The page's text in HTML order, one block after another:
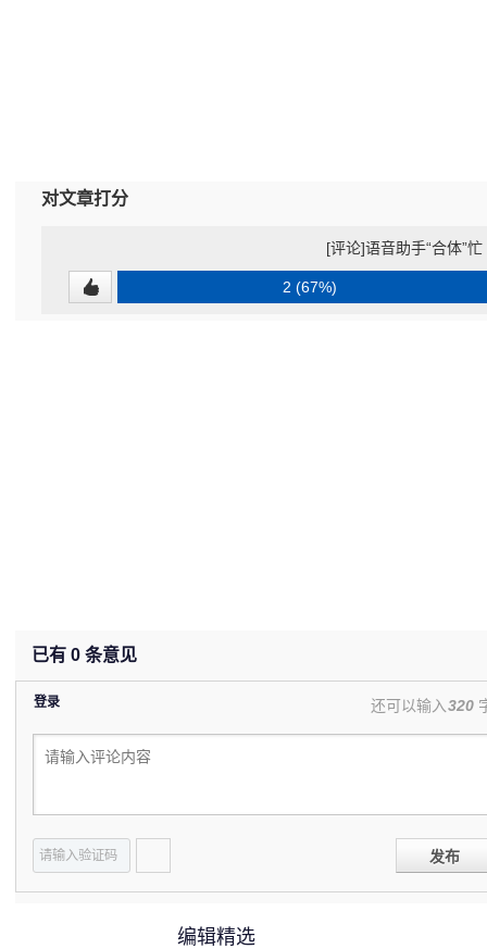
对文章打分
[评论]语音助手“合体”忙
2 (67%)
已有 0 条意见
登录 还可以输入320
发布
编辑精选